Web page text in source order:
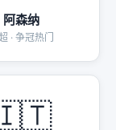
阿森纳
· 争冠热门